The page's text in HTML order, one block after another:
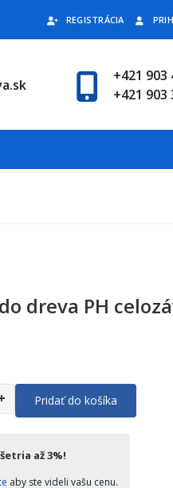
REGISTRÁCIA
+421 903
+421 903
dreva PH
Pridať do košíka
až 3%!
aby ste videli vašu cenu.